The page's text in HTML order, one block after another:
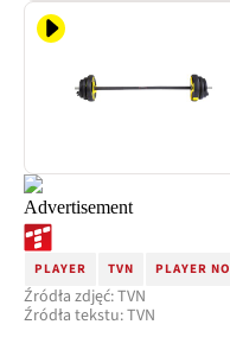
PLAYER TVN PLAYER
Źródła zdjęć: TVN
Źródła tekstu: TVN